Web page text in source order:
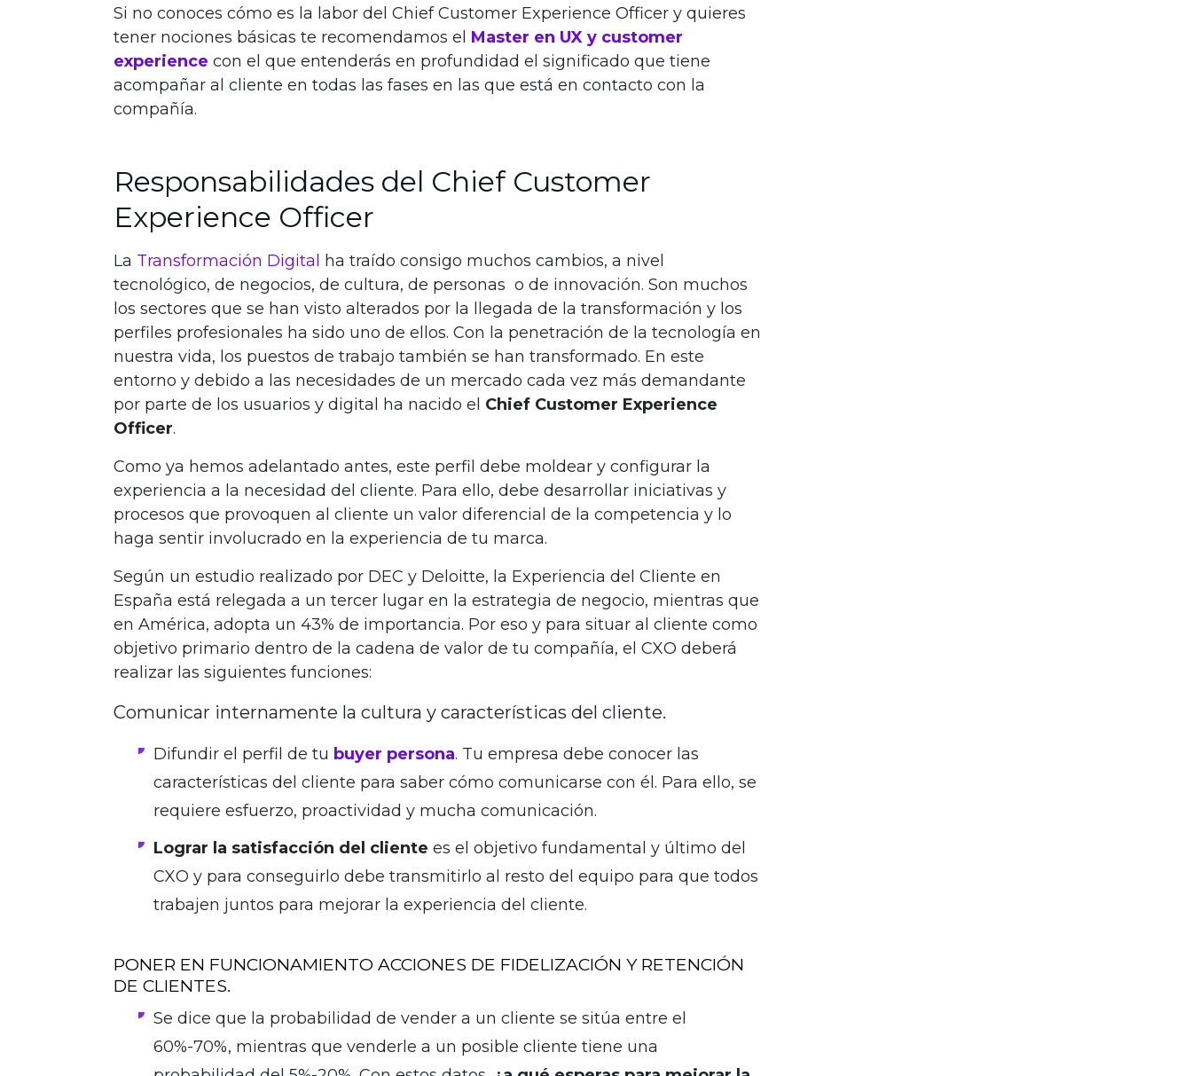
Si no conoces cómo es la labor del Chief Customer Experience Officer y quieres
tener nociones básicas te recomendamos el Master en UX y customer
experience con el que entenderás en profundidad el significado que tiene
acompañar al cliente en todas las fases en las que está en contacto con la
compañía.
Responsabilidades del Chief Customer
Experience Officer
La Transformación Digital
ha traído consigo muchos cambios, a nivel
tecnológico, de negocios, de cultura, de personas o de innovación. Son muchos
los sectores que se han visto alterados por la llegada de la transformación y los
perfiles profesionales ha sido uno de ellos. Con la penetración de la tecnología en
nuestra vida, los puestos de trabajo también se han transformado. En este
entorno y debido a las necesidades de un mercado cada vez más demandante
por parte de los usuarios y digital ha nacido el Chief Customer Experience
Officer.
Como ya hemos adelantado antes, este perfil debe moldear y configurar la
experiencia a la necesidad del cliente. Para ello, debe desarrollar iniciativas y
procesos que provoquen al cliente un valor diferencial de la competencia y lo
haga sentir involucrado en la experiencia de tu marca.
Según un estudio realizado por DEC y Deloitte, la Experiencia del Cliente en
España está relegada a un tercer lugar en la estrategia de negocio, mientras que
en América, adopta un 43% de importancia. Por eso y para situar al cliente como
objetivo primario dentro de la cadena de valor de tu compañía, el CXO deberá
realizar las siguientes funciones:
Comunicar internamente la cultura y características del cliente.
Difundir el perfil de tu buyer persona. Tu empresa debe conocer las
características del cliente para saber cómo comunicarse con él. Para ello, se
requiere esfuerzo, proactividad y mucha comunicación.
Lograr la satisfacción del cliente es el objetivo fundamental y último del
CXO y para conseguirlo debe transmitirlo al resto del equipo para que todos
trabajen juntos para mejorar la experiencia del cliente.
PONER EN FUNCIONAMIENTO ACCIONES DE FIDELIZACIÓN Y RETENCIÓN
DE CLIENTES.
Se dice que la probabilidad de vender a un cliente se sitúa entre el
60%-70%, mientras que venderle a un posible cliente tiene una